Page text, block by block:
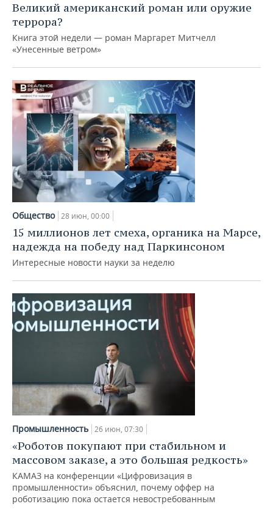
Великий американский роман или оружие
террора?
Книга этой недели — роман Маргарет Митчелл
«Унесенные ветром»
Общество 28 июн, 00:00
15 миллионов лет смеха, органика на Марсе,
надежда на победу над Паркинсоном
Интересные новости науки за неделю
Промышленность 26 июн, 07:30
«Роботов покупают при стабильном и
массовом заказе, а это большая редкость»
КАМАЗ на конференции «Цифровизация в
промышленности» объяснил, почему оффер на
роботизацию пока остается невостребованным